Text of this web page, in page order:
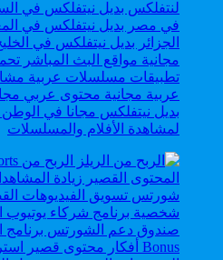
بديل نيتفلكس مجانا في
لمشاهدة الأفلام والمسلسلات